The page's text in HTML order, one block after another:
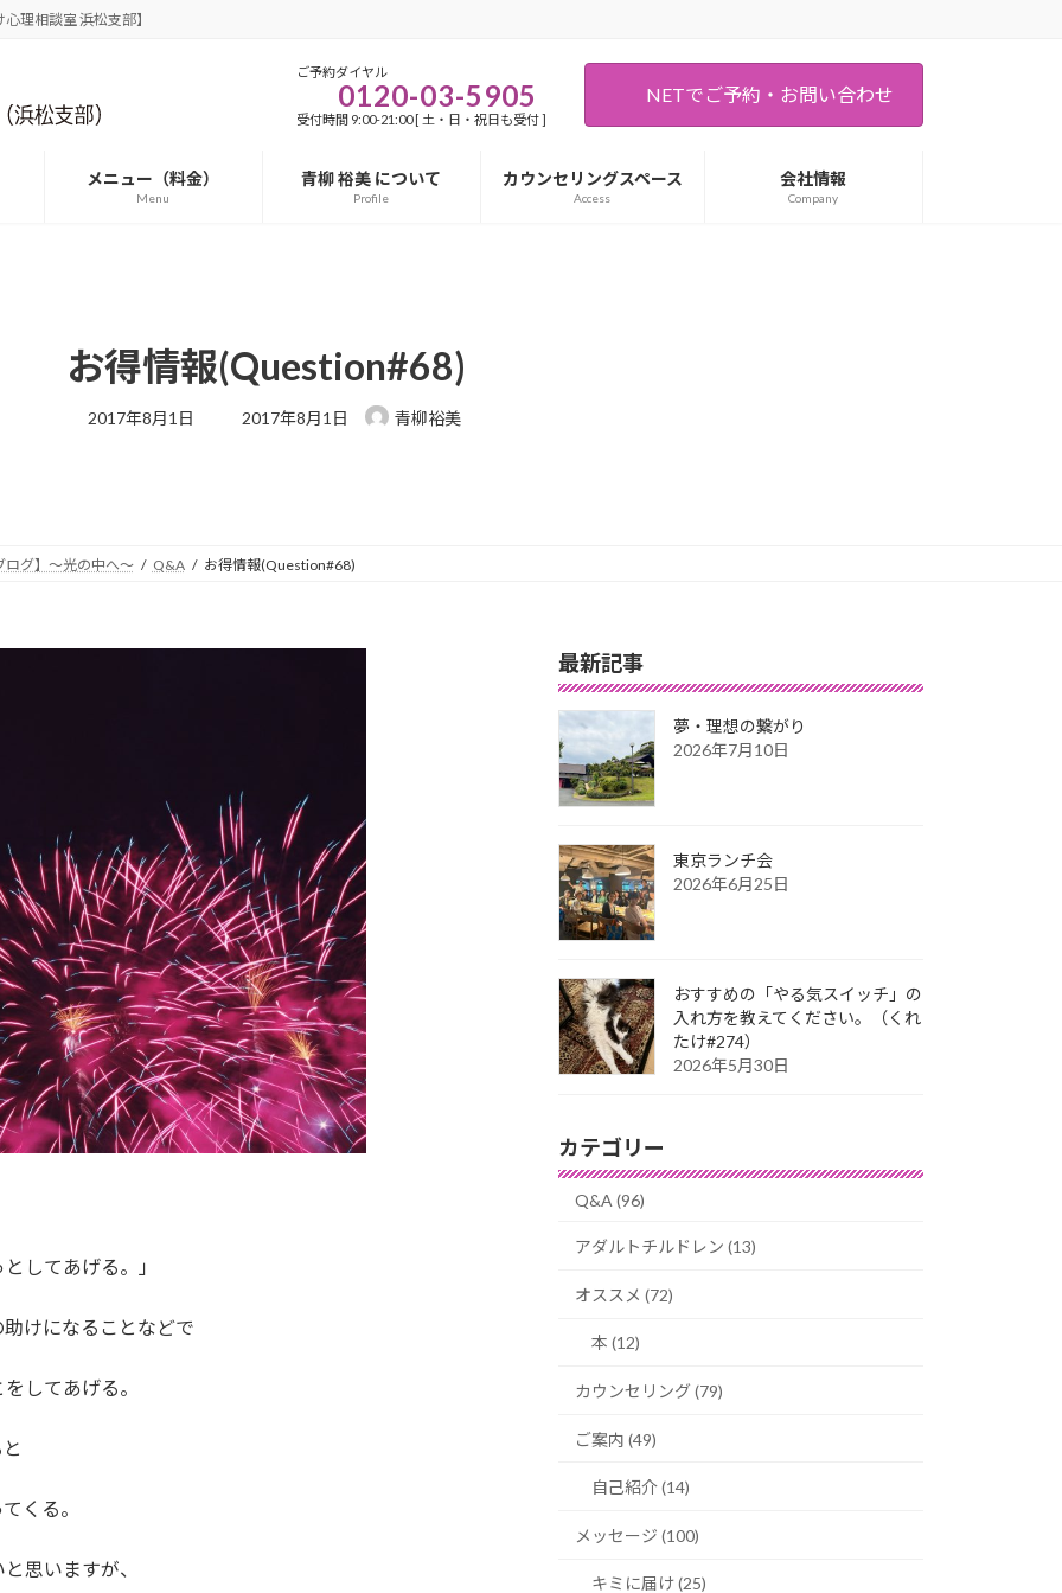
理相談室 浜松支部】
ご予約ダイヤル
0120-03-5905
受付時間 9:00-21:00 [ 土・日・祝日も受付 ]
NETでご予約・お問い合わせ
メニュー（料金）
Menu
青柳 裕美 について
Profile
カウンセリングスペース
Access
会社情報
Company
お得情報(Question#68)
2017年8月1日
最
終
2017年8月1日 青柳裕美
ログ】～光の中へ～ Q&A お得情報(Question#68)
してあげる。」
けになることなどで
してあげる。
くる。
思いますが、
最新記事
夢・理想の繋がり
2026年7月10日
東京ランチ会
2026年6月25日
おすすめの「やる気スイッチ」の
入れ方を教えてください。（くれ
たけ#274）
2026年5月30日
カテゴリー
Q&A (96)
アダルトチルドレン (13)
オススメ (72)
本 (12)
カウンセリング (79)
ご案内 (49)
自己紹介 (14)
メッセージ (100)
キミに届け (25)